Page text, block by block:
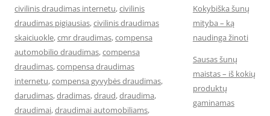
civilinis draudimas internetu,civilinis
draudimas pigiausias,civilinis draudimas
skaiciuokle,cmr draudimas,compensa
automobilio draudimas,compensa
draudimas,compensa draudimas
internetu,compensa gyvybės draudimas,
darudimas,dradimas,draud,draudima,
draudimai,draudimai automobiliams,
Kokybiška šunų
mityba – ką
naudinga žinoti
Sausas šunų
maistas – iš kokių
produktų
gaminamas